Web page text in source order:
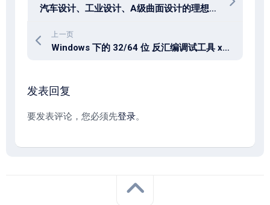
汽车设计、工业设计、A级曲面设计的理想设计软件 Autodesk Alias AutoStudio 2027 x64
上一页
Windows 下的 32/64 位 反汇编调试工具 x64dbg v2026-04-14
发表回复
要发表评论，您必须先登录。